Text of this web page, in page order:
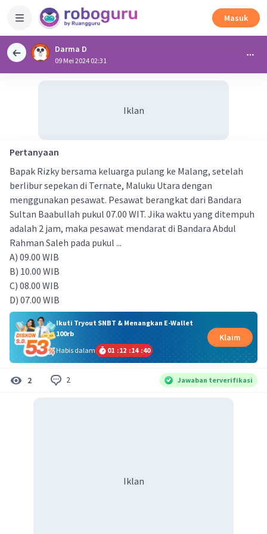
Masuk
Darma D
09 Mei 2024 02:31
Iklan
Pertanyaan
Bapak Rizky bersama keluarga pulang ke Malang, setelah
berlibur sepekan di Ternate, Maluku Utara dengan
menggunakan pesawat. Pesawat berangkat dari Bandara
Sultan Baabullah pukul 07.00 WIT. Jika waktu yang ditempuh
adalah 2 jam, maka pesawat mendarat di Bandara Abdul
Rahman Saleh pada pukul ...
A) 09.00 WIB
B) 10.00 WIB
C) 08.00 WIB
D) 07.00 WIB
Ikuti Tryout SNBT & Menangkan E-Wallet
100rb
Habis dalam
01 :12 :14 :39
Klaim
2 2 Jawaban terverifikasi
Iklan